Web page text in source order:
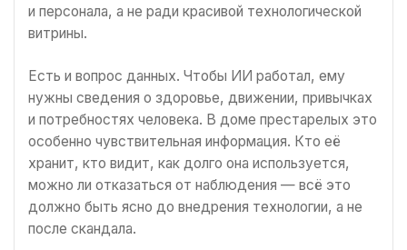
и персонала, а не ради красивой технологической
витрины.
Есть и вопрос данных. Чтобы ИИ работал, ему
нужны сведения о здоровье, движении, привычках
и потребностях человека. В доме престарелых это
особенно чувствительная информация. Кто её
хранит, кто видит, как долго она используется,
можно ли отказаться от наблюдения — всё это
должно быть ясно до внедрения технологии, а не
после скандала.